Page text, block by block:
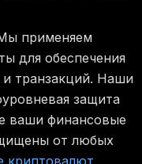
применяем
для обеспечения
транзакций. Наши
защита
ваши финансовые
от любых